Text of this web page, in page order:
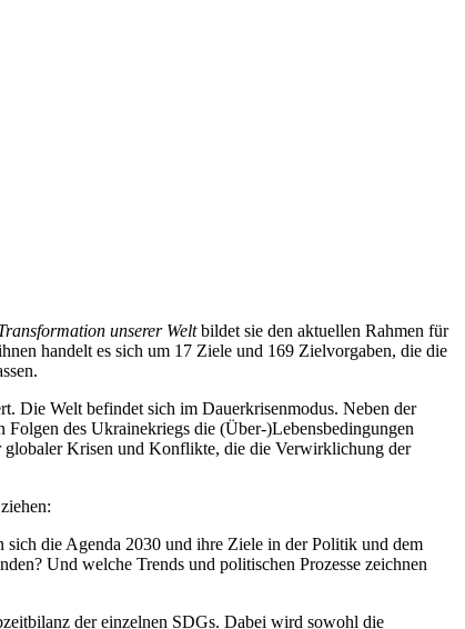
unserer Weltbildet sie den aktuellen Rahmen für
handelt es sich um 17 Ziele und 169 Zielvorgaben, die die
Die Welt befindet sich im Dauerkrisenmodus. Neben der
des Ukrainekriegs die (Über-)Lebensbedingungen
globaler Krisen und Konflikte, die die Verwirklichung der
die Agenda 2030 und ihre Ziele in der Politik und dem
Und welche Trends und politischen Prozesse zeichnen
der einzelnen SDGs. Dabei wird sowohl die